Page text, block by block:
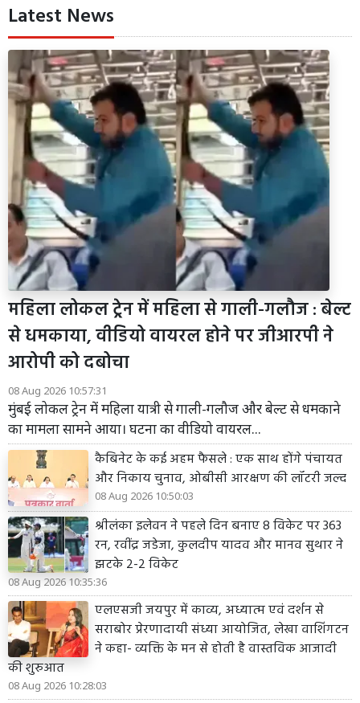
Latest News
महिला लोकल ट्रेन में महिला से गाली-गलौज : बेल्ट
से धमकाया, वीडियो वायरल होने पर जीआरपी ने
आरोपी को दबोचा
08 Aug 2026 10:57:31
मुंबई लोकल ट्रेन में महिला यात्री से गाली-गलौज और बेल्ट से धमकाने
का मामला सामने आया। घटना का वीडियो वायरल...
कैबिनेट के कई अहम फैसले : एक साथ होंगे पंचायत
और निकाय चुनाव, ओबीसी आरक्षण की लॉटरी जल्द
08 Aug 2026 10:50:03
श्रीलंका इलेवन ने पहले दिन बनाए 8 विकेट पर 363
रन, रवींद्र जडेजा, कुलदीप यादव और मानव सुथार ने
झटके 2-2 विकेट
08 Aug 2026 10:35:36
एलएसजी जयपुर में काव्य, अध्यात्म एवं दर्शन से
सराबोर प्रेरणादायी संध्या आयोजित, लेखा वाशिंगटन
ने कहा- व्यक्ति के मन से होती है वास्तविक आजादी
की शुरुआत
08 Aug 2026 10:28:03